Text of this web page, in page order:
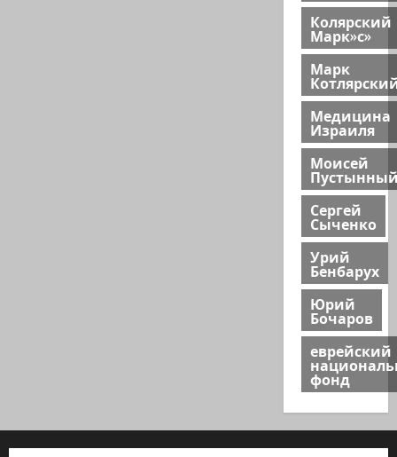
Колярский
Марк»с»
Марк
Медицина
Израиля
Моисей
Сергей
Сыченко
Урий
Бенбарух
Юрий
Бочаров
еврейский
фонд